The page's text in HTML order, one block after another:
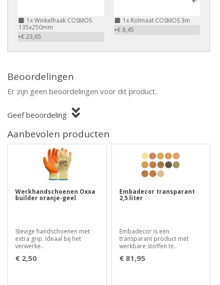
1xWinkelhaak COSMOS
135x250mm
+€ 23,65
1xRolmaat COSMOS 3m
+€ 8,45
Beoordelingen
Er zijn geen beoordelingen voor dit product.
Geef beoordeling
Aanbevolen producten
Werkhandschoenen Oxxa
builder oranje-geel
Stevige handschoenen met
extra grip. Ideaal bij het
verwerke..
€ 2,50
Embadecor transparant
2,5 liter
Embadecor is een
transparant product met
werkbare stoffen te..
€ 81,95